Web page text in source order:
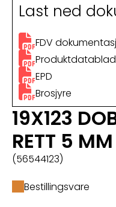
Last ned
FDV
Produktdatablad
EPD
Brosjyre
19X123
RETT 5
(56544123)
Bestillingsvare